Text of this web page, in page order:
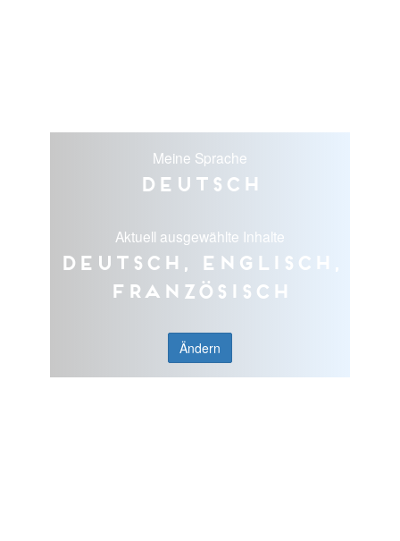
Meine Sprache
Deutsch
Aktuell ausgewählte Inhalte
Deutsch, Englisch,
Französisch
Ändern